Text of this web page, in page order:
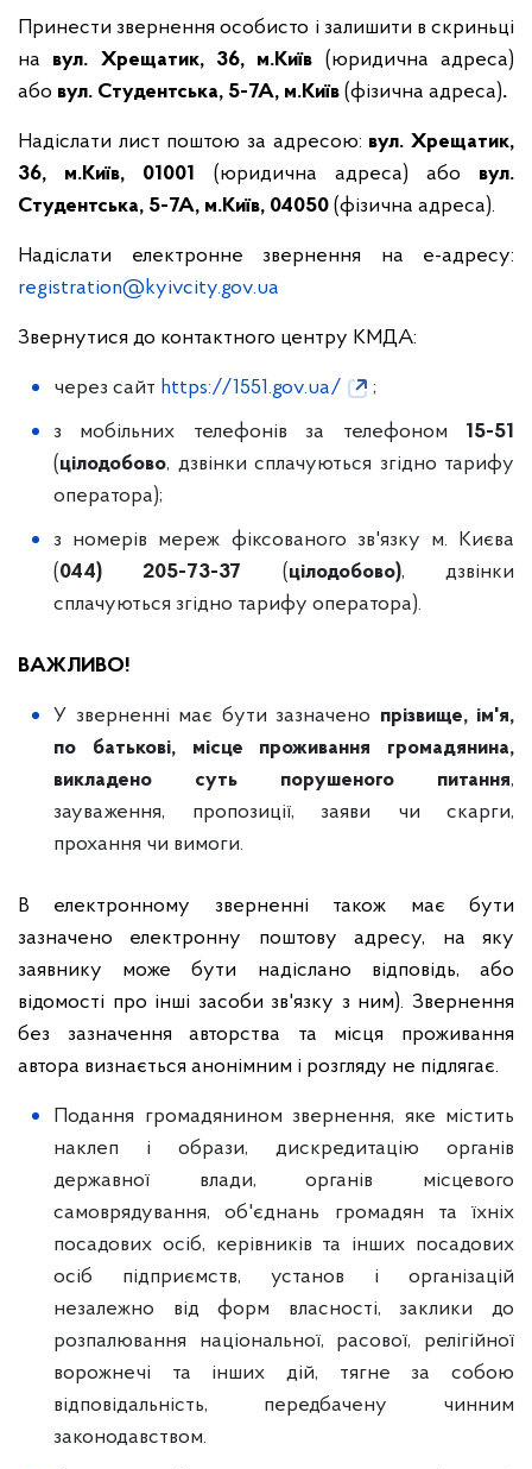
Принести звернення особисто і залишити в скриньці
на вул. Хрещатик, 36, м.Київ (юридична адреса)
або вул. Студентська, 5-7А, м.Київ (фізична адреса).
Надіслати лист поштою за адресою: вул. Хрещатик,
36, м.Київ, 01001 (юридична адреса) або вул.
Студентська, 5-7А, м.Київ, 04050 (фізична адреса).
Надіслати електронне звернення на е-адресу:
registration@kyivcity.gov.ua
Звернутися до контактного центру КМДА:
через сайт https://1551.gov.ua/
;
з мобільних телефонів за телефоном 15-51
(цілодобово, дзвінки сплачуються згідно тарифу
оператора);
з номерів мереж фіксованого зв'язку м. Києва
(044) 205-73-37 (цілодобово), дзвінки
сплачуються згідно тарифу оператора).
ВАЖЛИВО!
У зверненні має бути зазначено прізвище, ім'я,
по батькові, місце проживання громадянина,
викладено суть порушеного питання,
зауваження, пропозиції, заяви чи скарги,
прохання чи вимоги.
В електронному зверненні також має бути
зазначено електронну поштову адресу, на яку
заявнику може бути надіслано відповідь, або
відомості про інші засоби зв'язку з ним). Звернення
без зазначення авторства та місця проживання
автора визнається анонімним і розгляду не підлягає.
Подання громадянином звернення, яке містить
наклеп і образи, дискредитацію органів
державної влади, органів місцевого
самоврядування, об'єднань громадян та їхніх
посадових осіб, керівників та інших посадових
осіб підприємств, установ і організацій
незалежно від форм власності, заклики до
розпалювання національної, расової, релігійної
ворожнечі та інших дій, тягне за собою
відповідальність, передбачену чинним
законодавством.